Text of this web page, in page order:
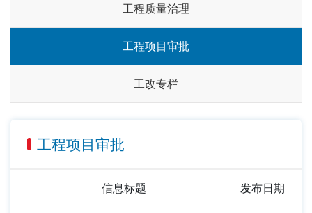
工程质量治理
工程项目审批
工改专栏
工程项目审批
信息标题 发布日期